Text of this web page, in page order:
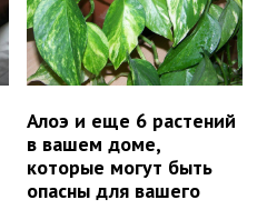
Алоэ и еще 6 растений
в вашем доме,
которые могут быть
опасны для вашего